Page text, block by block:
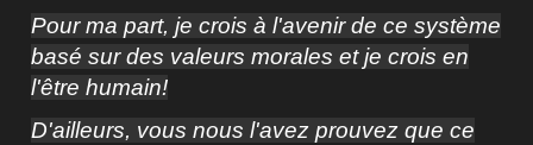
Pour ma part, je crois à l'avenir de ce système
basé sur des valeurs morales et je crois en
l'être humain!
D'ailleurs, vous nous l'avez prouvez que ce